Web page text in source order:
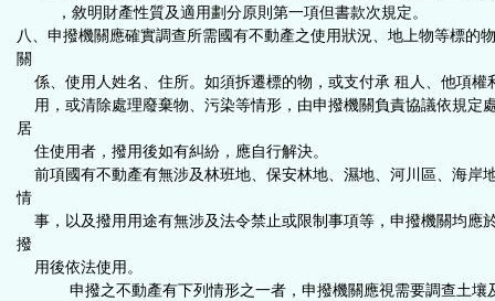
，敘明財產性質及適用劃分原則第一項但書款次規定。
八、 申撥機關應確實調查所需國有不動產之使用狀況、地上物等標的
關
係、使用人姓名、住所。如須拆遷標的物，或支付承 租人、他項權
用，或清除處理廢棄物、污染等情形，由申撥機關負責協議依規定
居
住使用者，撥用後如有糾紛，應自行解決。
前項國有不動產有無涉及林班地、保安林地、濕地、河川區、海岸
情
事，以及撥用用途有無涉及法令禁止或限制事項等，申撥機關均應
撥
用後依法使用。
申撥之不動產有下列情形之一者，申撥機關應視需要調查土壤